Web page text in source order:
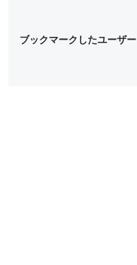
ブックマークしたユーザー